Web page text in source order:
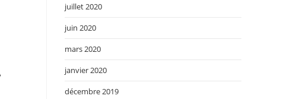
juillet 2020
juin 2020
mars 2020
janvier 2020
décembre 2019